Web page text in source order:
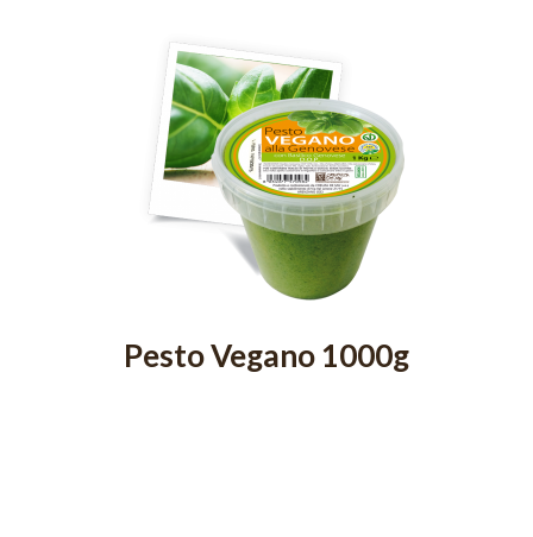
Pesto Vegano 1000g